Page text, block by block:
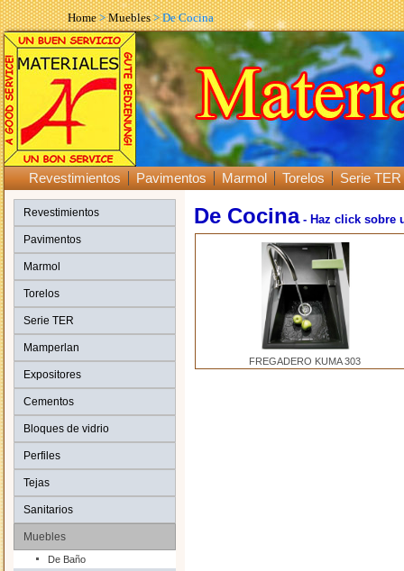
Home>Muebles> De Cocina
Revestimientos Pavimentos Marmol Torelos Serie TER
Revestimientos
Pavimentos
Marmol
Torelos
Serie TER
Mamperlan
Expositores
Cementos
Bloques de vidrio
Perfiles
Tejas
Sanitarios
Muebles
De Baño
De Cocina- Haz click sobre
FREGADERO KUMA 303